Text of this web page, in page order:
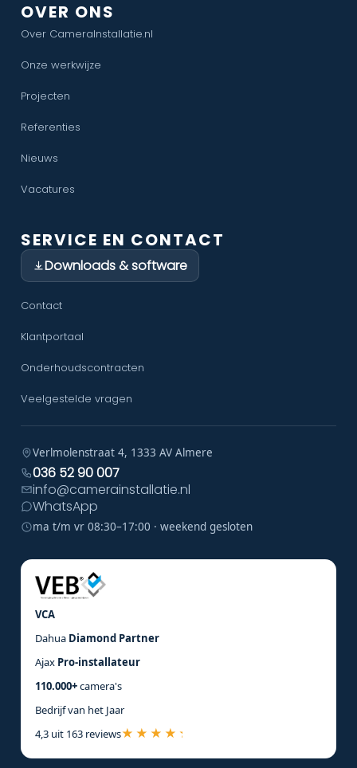
OVER ONS
Over CameraInstallatie.nl
Onze werkwijze
Projecten
Referenties
Nieuws
Vacatures
SERVICE EN CONTACT
Downloads & software
Contact
Klantportaal
Onderhoudscontracten
Veelgestelde vragen
Verlmolenstraat 4, 1333 AV Almere
036 52 90 007
info@camerainstallatie.nl
WhatsApp
ma t/m vr 08:30–17:00 · weekend gesloten
VCA
Dahua Diamond Partner
Ajax Pro-installateur
110.000+camera's
Bedrijf van het Jaar
4,3 uit 163 reviews